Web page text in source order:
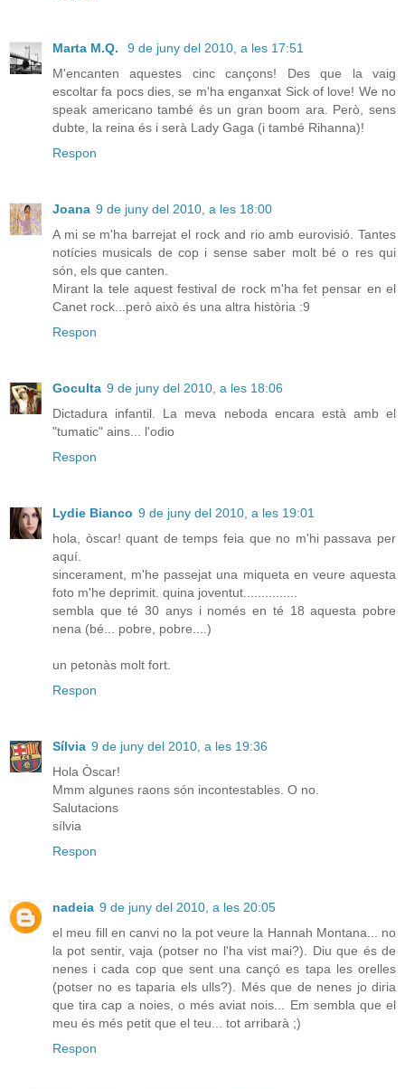
Marta M.Q.
9 de juny del 2010, a les 17:51
M'encanten aquestes cinc cançons! Des que la vaig
escoltar fa pocs dies, se m'ha enganxat Sick of love! We no
speak americano també és un gran boom ara. Però, sens
dubte, la reina és i serà Lady Gaga (i també Rihanna)!
Respon
Joana 9 de juny del 2010, a les 18:00
A mi se m'ha barrejat el rock and rio amb eurovisió. Tantes
notícies musicals de cop i sense saber molt bé o res qui
són, els que canten.
Mirant la tele aquest festival de rock m'ha fet pensar en el
Canet rock...però això és una altra història :9
Respon
Goculta 9 de juny del 2010, a les 18:06
Dictadura infantil. La meva neboda encara està amb el
"tumatic" ains... l'odio
Respon
Lydie Bianco 9 de juny del 2010, a les 19:01
hola, òscar! quant de temps feia que no m'hi passava per
aquí.
sincerament, m'he passejat una miqueta en veure aquesta
foto m'he deprimit. quina joventut...............
sembla que té 30 anys i només en té 18 aquesta pobre
nena (bé... pobre, pobre....)
un petonàs molt fort.
Respon
Sílvia 9 de juny del 2010, a les 19:36
Hola Òscar!
Mmm algunes raons són incontestables. O no.
Salutacions
sílvia
Respon
nadeia 9 de juny del 2010, a les 20:05
el meu fill en canvi no la pot veure la Hannah Montana... no
la pot sentir, vaja (potser no l'ha vist mai?). Diu que és de
nenes i cada cop que sent una cançó es tapa les orelles
(potser no es taparia els ulls?). Més que de nenes jo diria
que tira cap a noies, o més aviat nois... Em sembla que el
meu és més petit que el teu... tot arribarà ;)
Respon